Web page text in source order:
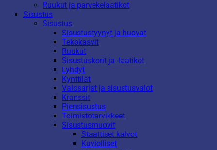
Ruukut ja parvekelaatikot
Sisustus
Sisustus
Sisustustyynyt ja huovat
Tekokasvit
Ruukut
Sisustuskorit ja -laatikot
Lyhdyt
Kynttilät
Valosarjat ja sisustusvalot
Kranssit
Piensisustus
Toimistotarvikkeet
Sisustusmuovit
Staattiset kalvot
Kuviolliset